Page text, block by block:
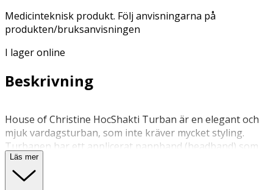
Medicinteknisk produkt. Följ anvisningarna på
produkten/bruksanvisningen
I lager online
Beskrivning
House of Christine HocShakti Turban är en elegant och
mjuk vardagsturban, som inte kräver mycket styling.
Turbanen har ett applicerat pannband (headband) som
ger en snygg drapering runt turbanen och även extra
volym kring hjässan. Material i mjukt Caretech® Bamboo
Läs mer